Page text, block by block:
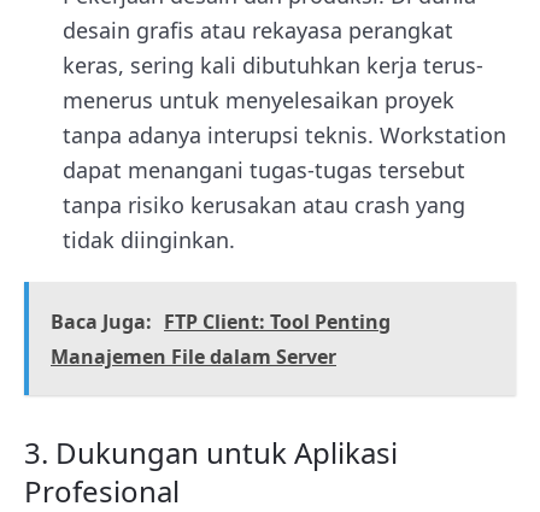
desain grafis atau rekayasa perangkat
keras, sering kali dibutuhkan kerja terus-
menerus untuk menyelesaikan proyek
tanpa adanya interupsi teknis. Workstation
dapat menangani tugas-tugas tersebut
tanpa risiko kerusakan atau crash yang
tidak diinginkan.
Baca Juga: FTP Client: Tool Penting
Manajemen File dalam Server
3. Dukungan untuk Aplikasi
Profesional